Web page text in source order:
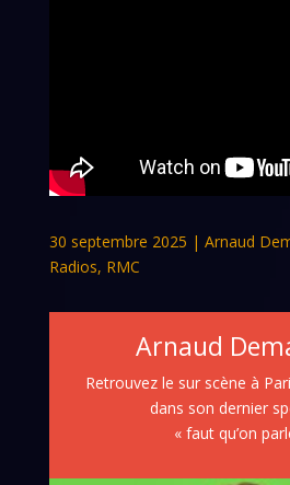
30 septembre 2025 | Arnaud
Radios, RMC
Arnaud
Retrouvez le sur scène à
dans son dernier
« faut qu’on